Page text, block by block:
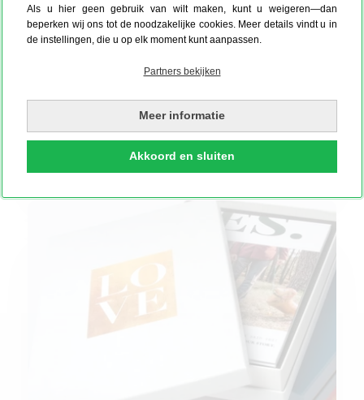
Als u hier geen gebruik van wilt maken, kunt u weigeren—dan
beperken wij ons tot de noodzakelijke cookies. Meer details vindt u in
de instellingen, die u op elk moment kunt aanpassen.
Partners bekijken
Meer informatie
Akkoord en sluiten